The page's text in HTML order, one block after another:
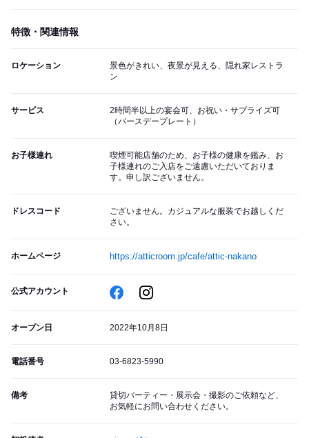
特徴・関連情報
ロケーション
景色がきれい、夜景が見える、隠れ家レストラ
ン
サービス
2時間半以上の宴会可、お祝い・サプライズ可
（バースデープレート）
お子様連れ
喫煙可能店舗のため、お子様の健康を鑑み、お
子様連れのご入店をご遠慮いただいておりま
す。申し訳ございません。
ドレスコード
ございません。カジュアルな服装でお越しくだ
さい。
ホームページ https://atticroom.jp/cafe/attic-nakano
公式アカウント
オープン日 2022年10月8日
電話番号 03-6823-5990
備考
貸切パーティー・展示会・撮影のご依頼など、
お気軽にお問い合わせください。